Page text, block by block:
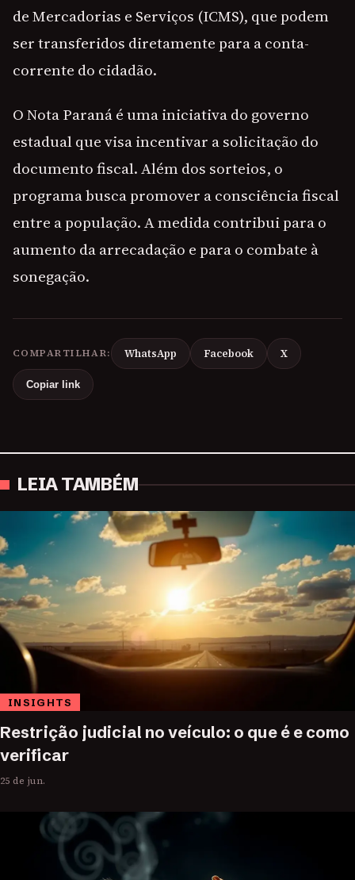
de Mercadorias e Serviços (ICMS), que podem
ser transferidos diretamente para a conta-
corrente do cidadão.
O Nota Paraná é uma iniciativa do governo
estadual que visa incentivar a solicitação do
documento fiscal. Além dos sorteios, o
programa busca promover a consciência fiscal
entre a população. A medida contribui para o
aumento da arrecadação e para o combate à
sonegação.
COMPARTILHAR: WhatsApp Facebook X
Copiar link
LEIA TAMBÉM
INSIGHTS
Restrição judicial no veículo: o que é e como
verificar
25 de jun.